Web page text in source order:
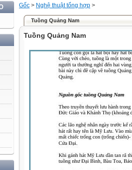
Gốc > Nghệ thuật tổng hợp >
Tuồng Quảng Nam
Tuồng Quảng Nam